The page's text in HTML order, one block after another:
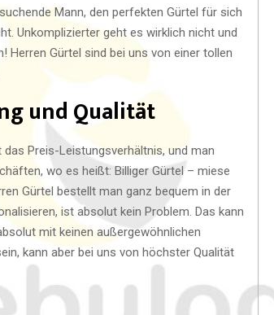
Mann, den perfekten Gürtel für sich
Unkomplizierter geht es wirklich nicht und
Herren Gürtel sind bei uns von einer tollen
und Qualität
Preis-Leistungsverhältnis, und man
wo es heißt: Billiger Gürtel – miese
Gürtel bestellt man ganz bequem in der
ist absolut kein Problem. Das kann
mit keinen außergewöhnlichen
kann aber bei uns von höchster Qualität